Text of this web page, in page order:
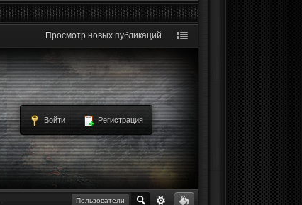
Просмотр новых публикаций
Войти Регистрация
Пользователи